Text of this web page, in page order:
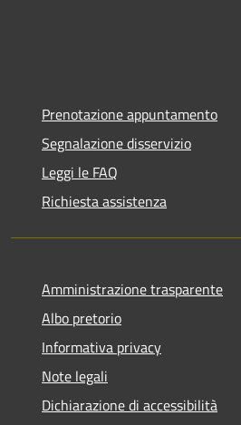
Prenotazione appuntamento
Segnalazione disservizio
Leggi le FAQ
Richiesta assistenza
Amministrazione trasparente
Albo pretorio
Informativa privacy
Note legali
Dichiarazione di accessibilità